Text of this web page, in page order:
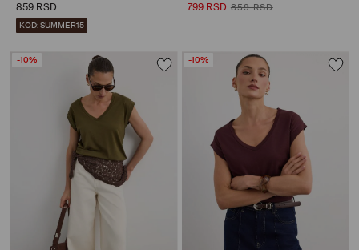
859 RSD
KOD: SUMMER15
799 RSD 859 RSD
-10% -10%